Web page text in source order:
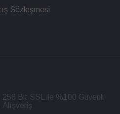
Sözleşmesi
256 Bit SSL ile %100 Güvenli
Alışveriş